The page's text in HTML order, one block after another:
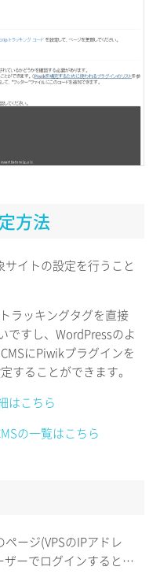
方法
イトの設定を行うこと
ラッキングタグを直接
ですし、WordPressのよ
にPiwikプラグインを
することができます。
はこちら
の一覧はこちら
ージ(VPSのIPアドレ
ザーでログインすると…